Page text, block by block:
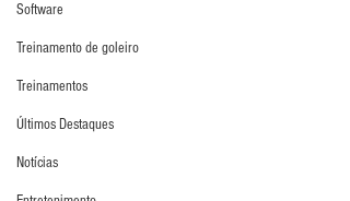
Software
Treinamento de goleiro
Treinamentos
Últimos Destaques
Notícias